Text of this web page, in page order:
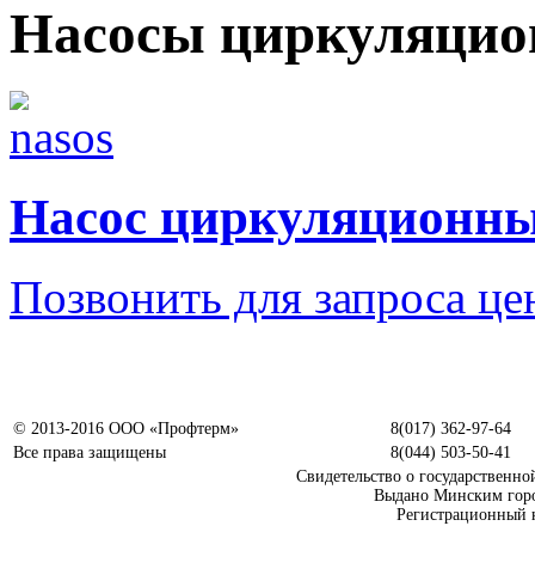
Насосы
Насос
Позвонить для запроса
© 2013-2016 ООО «Профтерм»
8(017) 362-97-64
Все права защищены
8(044) 503-50-41
Свидетельство о
Выдано Минским
Регистрационный